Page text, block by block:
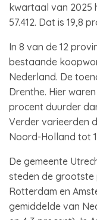
kwartaal van 2025
57.412. Dat is 19,8
In 8 van de 12
bestaande
Nederland. De
Drenthe. Hier
procent duurder
Verder varieerden
Noord-Holland tot
De gemeente
steden de grootste
Rotterdam en
gemiddelde van